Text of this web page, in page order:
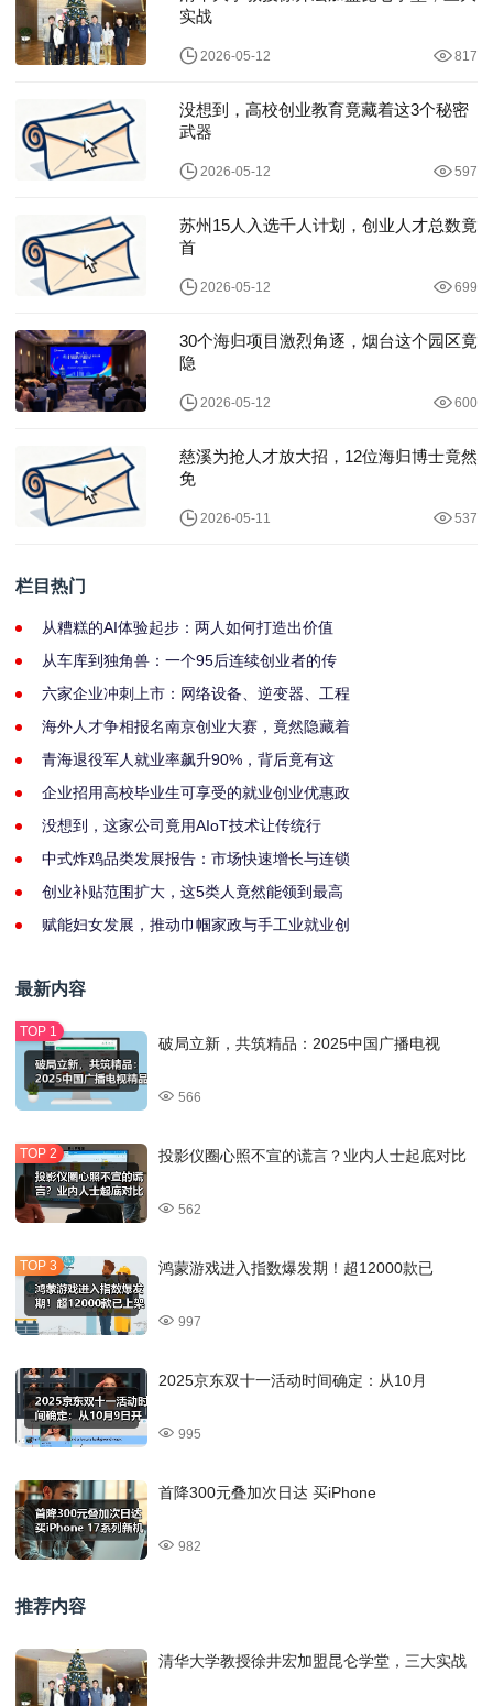
实战
2026-05-12 817
没想到，高校创业教育竟藏着这3个秘密
武器
2026-05-12 597
苏州15人入选千人计划，创业人才总数竟
首
2026-05-12 699
30个海归项目激烈角逐，烟台这个园区竟
隐
2026-05-12 600
慈溪为抢人才放大招，12位海归博士竟然
免
2026-05-11 537
栏目热门
从糟糕的AI体验起步：两人如何打造出价值
从车库到独角兽：一个95后连续创业者的传
六家企业冲刺上市：网络设备、逆变器、工程
海外人才争相报名南京创业大赛，竟然隐藏着
青海退役军人就业率飙升90%，背后竟有这
企业招用高校毕业生可享受的就业创业优惠政
没想到，这家公司竟用AIoT技术让传统行
中式炸鸡品类发展报告：市场快速增长与连锁
创业补贴范围扩大，这5类人竟然能领到最高
赋能妇女发展，推动巾帼家政与手工业就业创
最新内容
破局立新，共筑精品：2025中国广播电视
566
投影仪圈心照不宣的谎言？业内人士起底对比
562
鸿蒙游戏进入指数爆发期！超12000款已
997
2025京东双十一活动时间确定：从10月
995
首降300元叠加次日达 买iPhone
982
推荐内容
清华大学教授徐井宏加盟昆仑学堂，三大实战